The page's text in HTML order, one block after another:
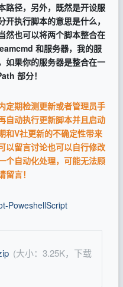
路径，另外，既然是开设服
执行脚本的意思是什么，
然也可以将两个脚本整合在
和服务器，我的服
如果你的服务器是整合在一
部分！
定期检测更新或者管理员手
自动执行更新脚本并且启动
和V社更新的不确定性带来
以留言讨论也可以自行修改
个自动化处理，可能无法顾
言！
PoweshellScript
(大小：3.25K，下载